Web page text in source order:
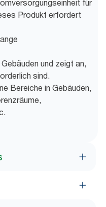
für
Produkt erfordert
und zeigt an,
sind.
Bereiche in Gebäuden,